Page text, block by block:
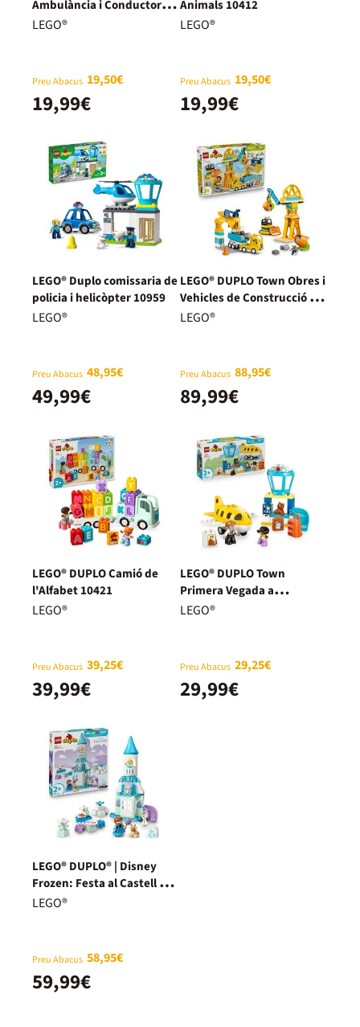
Ambulància i Conductor
10447
LEGO®
Preu Abacus 19,50€
19,99€
Animals 10412
LEGO®
Preu Abacus 19,50€
19,99€
LEGO® Duplo comissaria de
policia i helicòpter 10959
LEGO®
Preu Abacus 48,95€
49,99€
LEGO® DUPLO Town Obres i
Vehicles de Construcció “3
en 1” 10476
LEGO®
Preu Abacus 88,95€
89,99€
LEGO® DUPLO Camió de
l'Alfabet 10421
LEGO®
Preu Abacus 39,25€
39,99€
LEGO® DUPLO Town
Primera Vegada a
l’Aeroport 10443
LEGO®
Preu Abacus 29,25€
29,99€
LEGO® DUPLO® | Disney
Frozen: Festa al Castell de
l’Anna i l’Elsa 10455
LEGO®
Preu Abacus 58,95€
59,99€